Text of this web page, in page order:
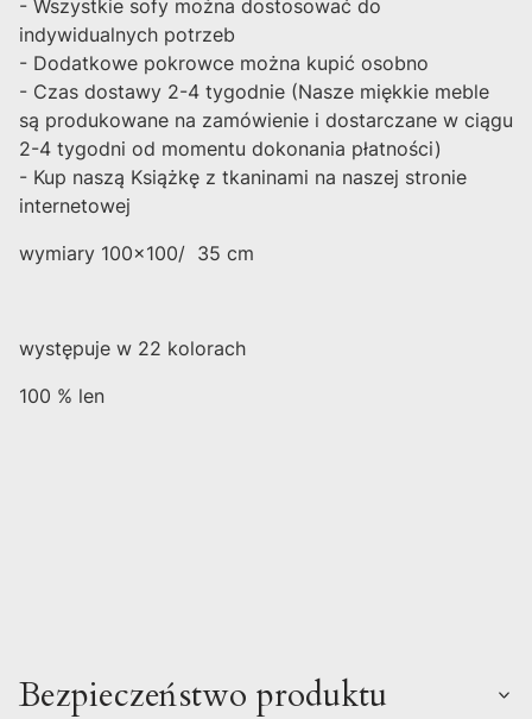
- Wszystkie sofy można dostosować do
indywidualnych potrzeb
- Dodatkowe pokrowce można kupić osobno
- Czas dostawy 2-4 tygodnie (Nasze miękkie meble
są produkowane na zamówienie i dostarczane w ciągu
2-4 tygodni od momentu dokonania płatności)
- Kup naszą Książkę z tkaninami na naszej stronie
internetowej
wymiary 100x100/ 35 cm
występuje w 22 kolorach
100 % len
Bezpieczeństwo produktu